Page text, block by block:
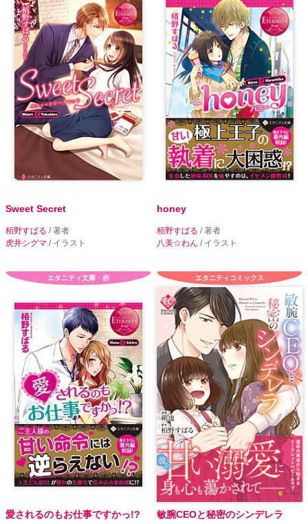
Sweet Secret
栢野すばる / 著者
虎井シグマ / イラスト
honey
栢野すばる / 著者
八美☆わん / イラスト
エタニティ文庫・赤
愛されるのもお仕事ですかっ!?
エタニティコミックス
敏腕CEOと秘密のシンデレラ